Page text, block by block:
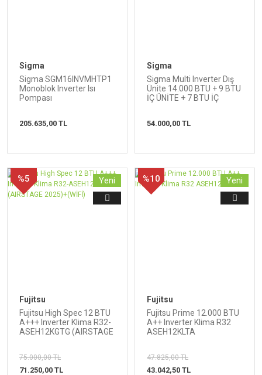
Sigma
Sigma SGM16INVMHTP1
Monoblok Inverter Isı
Pompası
205.635,00 TL
Sigma
Sigma Multi Inverter Dış
Ünite 14.000 BTU + 9 BTU
İÇ ÜNİTE + 7 BTU İÇ
54.000,00 TL
%5 Yeni
Fujitsu
Fujitsu High Spec 12 BTU
A+++ Inverter Klima R32-
ASEH12KGTG (AIRSTAGE
75.000,00 TL
71.250,00 TL
%10 Yeni
Fujitsu
Fujitsu Prime 12.000 BTU
A++ Inverter Klima R32
ASEH12KLTA
47.825,00 TL
43.042,50 TL